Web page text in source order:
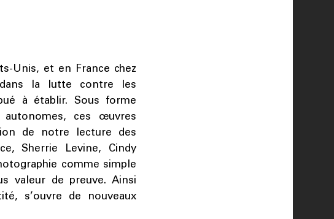
Unis, et en France chez
la lutte contre les
à établir. Sous forme
autonomes, ces œuvres
de notre lecture des
Sherrie Levine, Cindy
comme simple
valeur de preuve. Ainsi
s’ouvre de nouveaux